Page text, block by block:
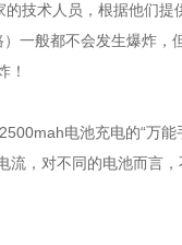
术人员，根据他们提
般都不会发生爆炸，
！
电池充电的“万能手机
，对不同的电池而言